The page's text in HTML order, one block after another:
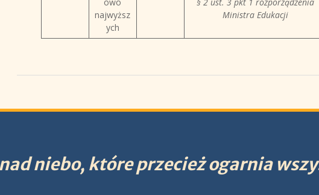
najwyższ
ych
Ministra Edukacji
niebo, które przecież ogarnia